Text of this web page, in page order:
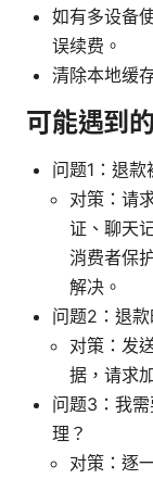
如有多设备
误续费。
清除本地缓
可能遇到
问题1：退款
对策：请
证、聊天
消费者保
解决。
问题2：退
对策：发
据，请求
问题3：我
理？
对策：逐